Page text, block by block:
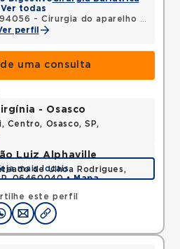
Ver todas
- Cirurgia do aparelho digestivo
perfil
uma consulta
este perfil
- Osasco
Centro, Osasco, SP,
Luiz Alphaville
de Ulhoa Rodrigues,
06460040 •Mapa
mais locais